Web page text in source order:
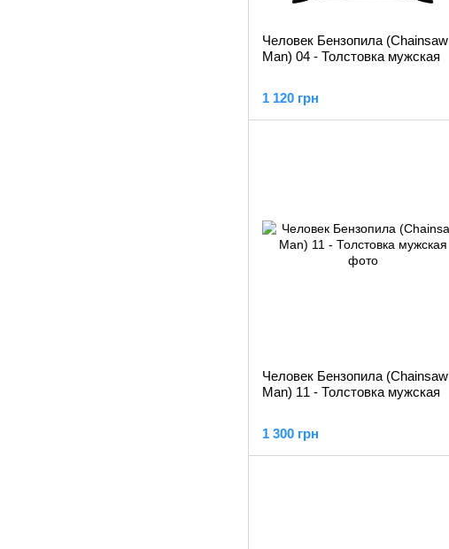
Человек Бензопила (Chainsaw
Man) 04 - Толстовка мужская
1 120 грн
Человек Бензопила (Chainsaw
Man) 11 - Толстовка мужская
1 300 грн